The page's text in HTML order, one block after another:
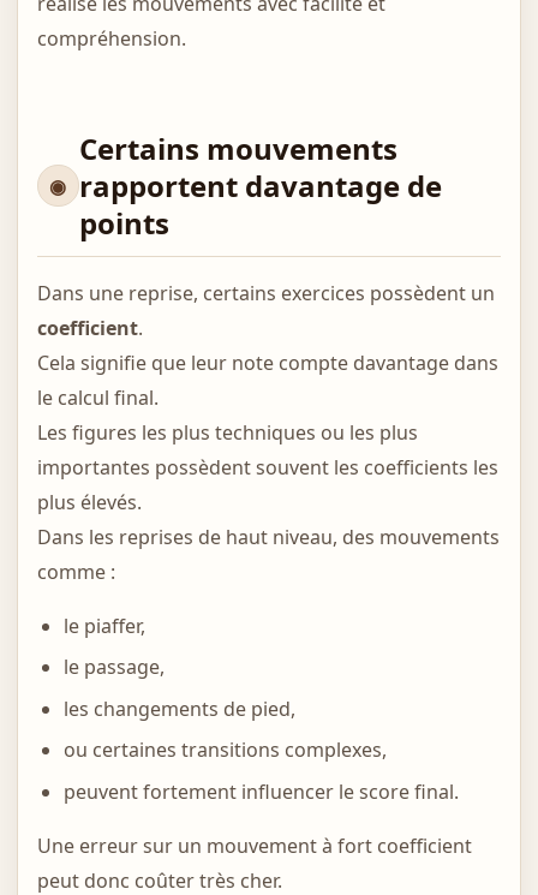
compréhension.
Certains mouvements
rapportent davantage de
points
Dans une reprise, certains exercices possèdent un
coefficient.
Cela signifie que leur note compte davantage dans
le calcul final.
Les figures les plus techniques ou les plus
importantes possèdent souvent les coefficients les
plus élevés.
Dans les reprises de haut niveau, des mouvements
comme :
le piaffer,
le passage,
les changements de pied,
ou certaines transitions complexes,
peuvent fortement influencer le score final.
Une erreur sur un mouvement à fort coefficient
peut donc coûter très cher.